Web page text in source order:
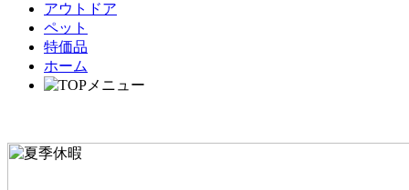
アウトドア
ペット
特価品
ホーム